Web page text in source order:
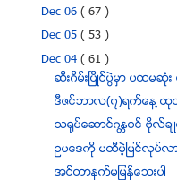
Dec 06( 67 )
Dec 05( 53 )
Dec 04( 61 )
ဆီးဂိမ္းၿပိဳင္ပဲြမွာ ပထမဆုံ
ဒီဇင္ဘာလ(၇)ရက္ေန ့ထုတ္
သ႐ုပ္ေဆာင္ဂႏၱဝင္ ဗုိလ္ခ်ဳ
ဥပေဒကို မထီမဲ့ျမင္လု
အင္တာနက္မျမန္ေသးပါ